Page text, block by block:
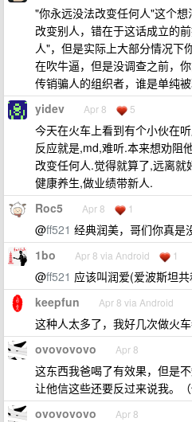
"你永远没法改变任何人"这个
改变别人，错在于这话成立的
人"，但是实际上大部分情况下
在吹牛逼，但是没调查之前，
传销骗人的组织者，谁是单纯被
yidev Apr 8 5
今天在火车上看到有个小伙在
反应就是,md,难听.本来想劝阻
改变任何人.觉得就算了,远离
健康养生,做业绩带新人.
Roc5 Apr 8 1
@ff521 经典润美，哥们你真是
1bo Apr 8 via Android 1
@ff521 应该叫润爱(爱波斯坦
keepfun Apr 8 via Android
这种人太多了，我好几次做火车
ovovovovo Apr 8
这东西我爸喝了有效果，但是
让他信这些还要反过来说我。
ovovovovo Apr 8